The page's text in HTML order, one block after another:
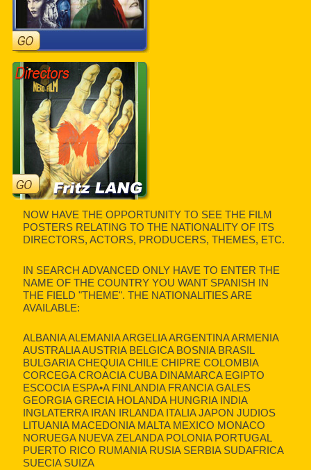
NOW HAVE THE OPPORTUNITY TO SEE THE FILM
POSTERS RELATING TO THE NATIONALITY OF ITS
DIRECTORS, ACTORS, PRODUCERS, THEMES, ETC.
IN SEARCH ADVANCED ONLY HAVE TO ENTER THE
NAME OF THE COUNTRY YOU WANT SPANISH IN
THE FIELD "THEME". THE NATIONALITIES ARE
AVAILABLE:
ALBANIA ALEMANIA ARGELIA ARGENTINA ARMENIA
AUSTRALIA AUSTRIA BELGICA BOSNIA BRASIL
BULGARIA CHEQUIA CHILE CHIPRE COLOMBIA
CORCEGA CROACIA CUBA DINAMARCA EGIPTO
ESCOCIA ESPA•A FINLANDIA FRANCIA GALES
GEORGIA GRECIA HOLANDA HUNGRIA INDIA
INGLATERRA IRAN IRLANDA ITALIA JAPON JUDIOS
LITUANIA MACEDONIA MALTA MEXICO MONACO
NORUEGA NUEVA ZELANDA POLONIA PORTUGAL
PUERTO RICO RUMANIA RUSIA SERBIA SUDAFRICA
SUECIA SUIZA